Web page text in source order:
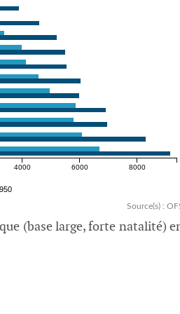
4000 6000 8000
Source(s) :
(base large, forte natalité)